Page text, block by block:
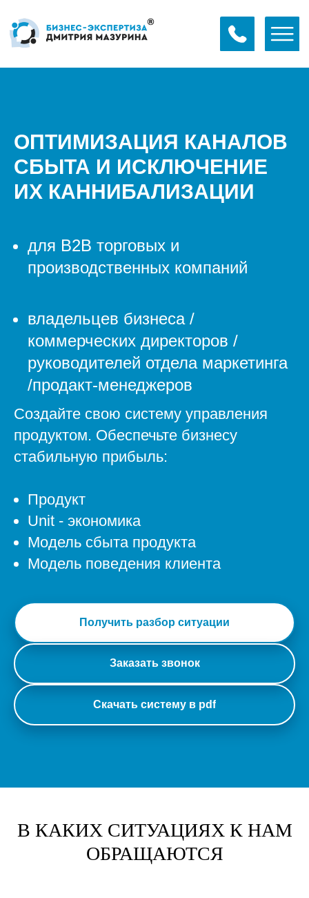
ОПТИМИЗАЦИЯ КАНАЛОВ
СБЫТА И ИСКЛЮЧЕНИЕ
ИХ КАННИБАЛИЗАЦИИ
для В2В торговых и
производственных компаний
владельцев бизнеса /
коммерческих директоров /
руководителей отдела маркетинга
/продакт-менеджеров
Создайте свою систему управления
продуктом. Обеспечьте бизнесу
стабильную прибыль:
Продукт
Unit - экономика
Модель сбыта продукта
Модель поведения клиента
Получить разбор ситуации
Заказать звонок
Скачать систему в pdf
В КАКИХ СИТУАЦИЯХ К НАМ
ОБРАЩАЮТСЯ